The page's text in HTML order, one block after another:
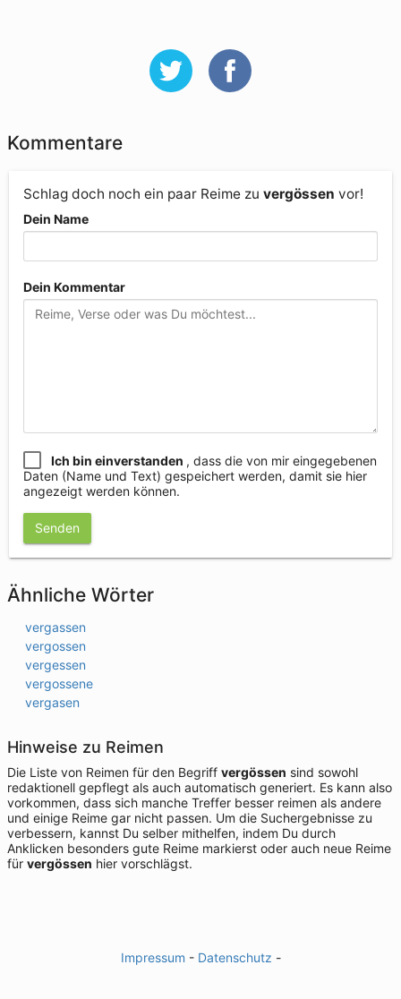
Kommentare
Schlag doch noch ein paar Reime zu vergössen vor!
Dein Name
Dein Kommentar
Ich bin einverstanden , dass die von mir eingegebenen
Daten (Name und Text) gespeichert werden, damit sie hier
angezeigt werden können.
Senden
Ähnliche Wörter
vergassen
vergossen
vergessen
vergossene
vergasen
Hinweise zu Reimen
Die Liste von Reimen für den Begriff vergössen sind sowohl
redaktionell gepflegt als auch automatisch generiert. Es kann also
vorkommen, dass sich manche Treffer besser reimen als andere
und einige Reime gar nicht passen. Um die Suchergebnisse zu
verbessern, kannst Du selber mithelfen, indem Du durch
Anklicken besonders gute Reime markierst oder auch neue Reime
für vergössen hier vorschlägst.
Impressum - Datenschutz -